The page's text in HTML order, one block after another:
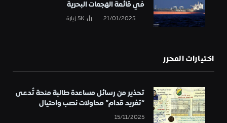
في قائمة الهجمات البحرية
21/01/2025
5Kزيارة
اختيارات المحرر
تحذير من رسائل مساعدة طالبة منحة تُدعى
“تغريد قدام” محاولات نصب واحتيال
15/11/2025